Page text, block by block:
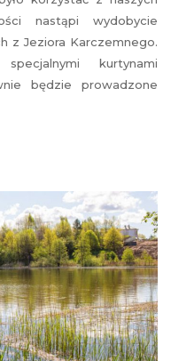
nastąpi wydobycie
z Jeziora Karczemnego.
kurtynami
będzie prowadzone